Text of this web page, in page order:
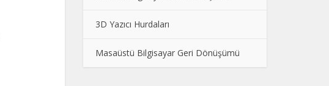
3D Yazıcı Hurdaları
Masaüstü Bilgisayar Geri Dönüşümü